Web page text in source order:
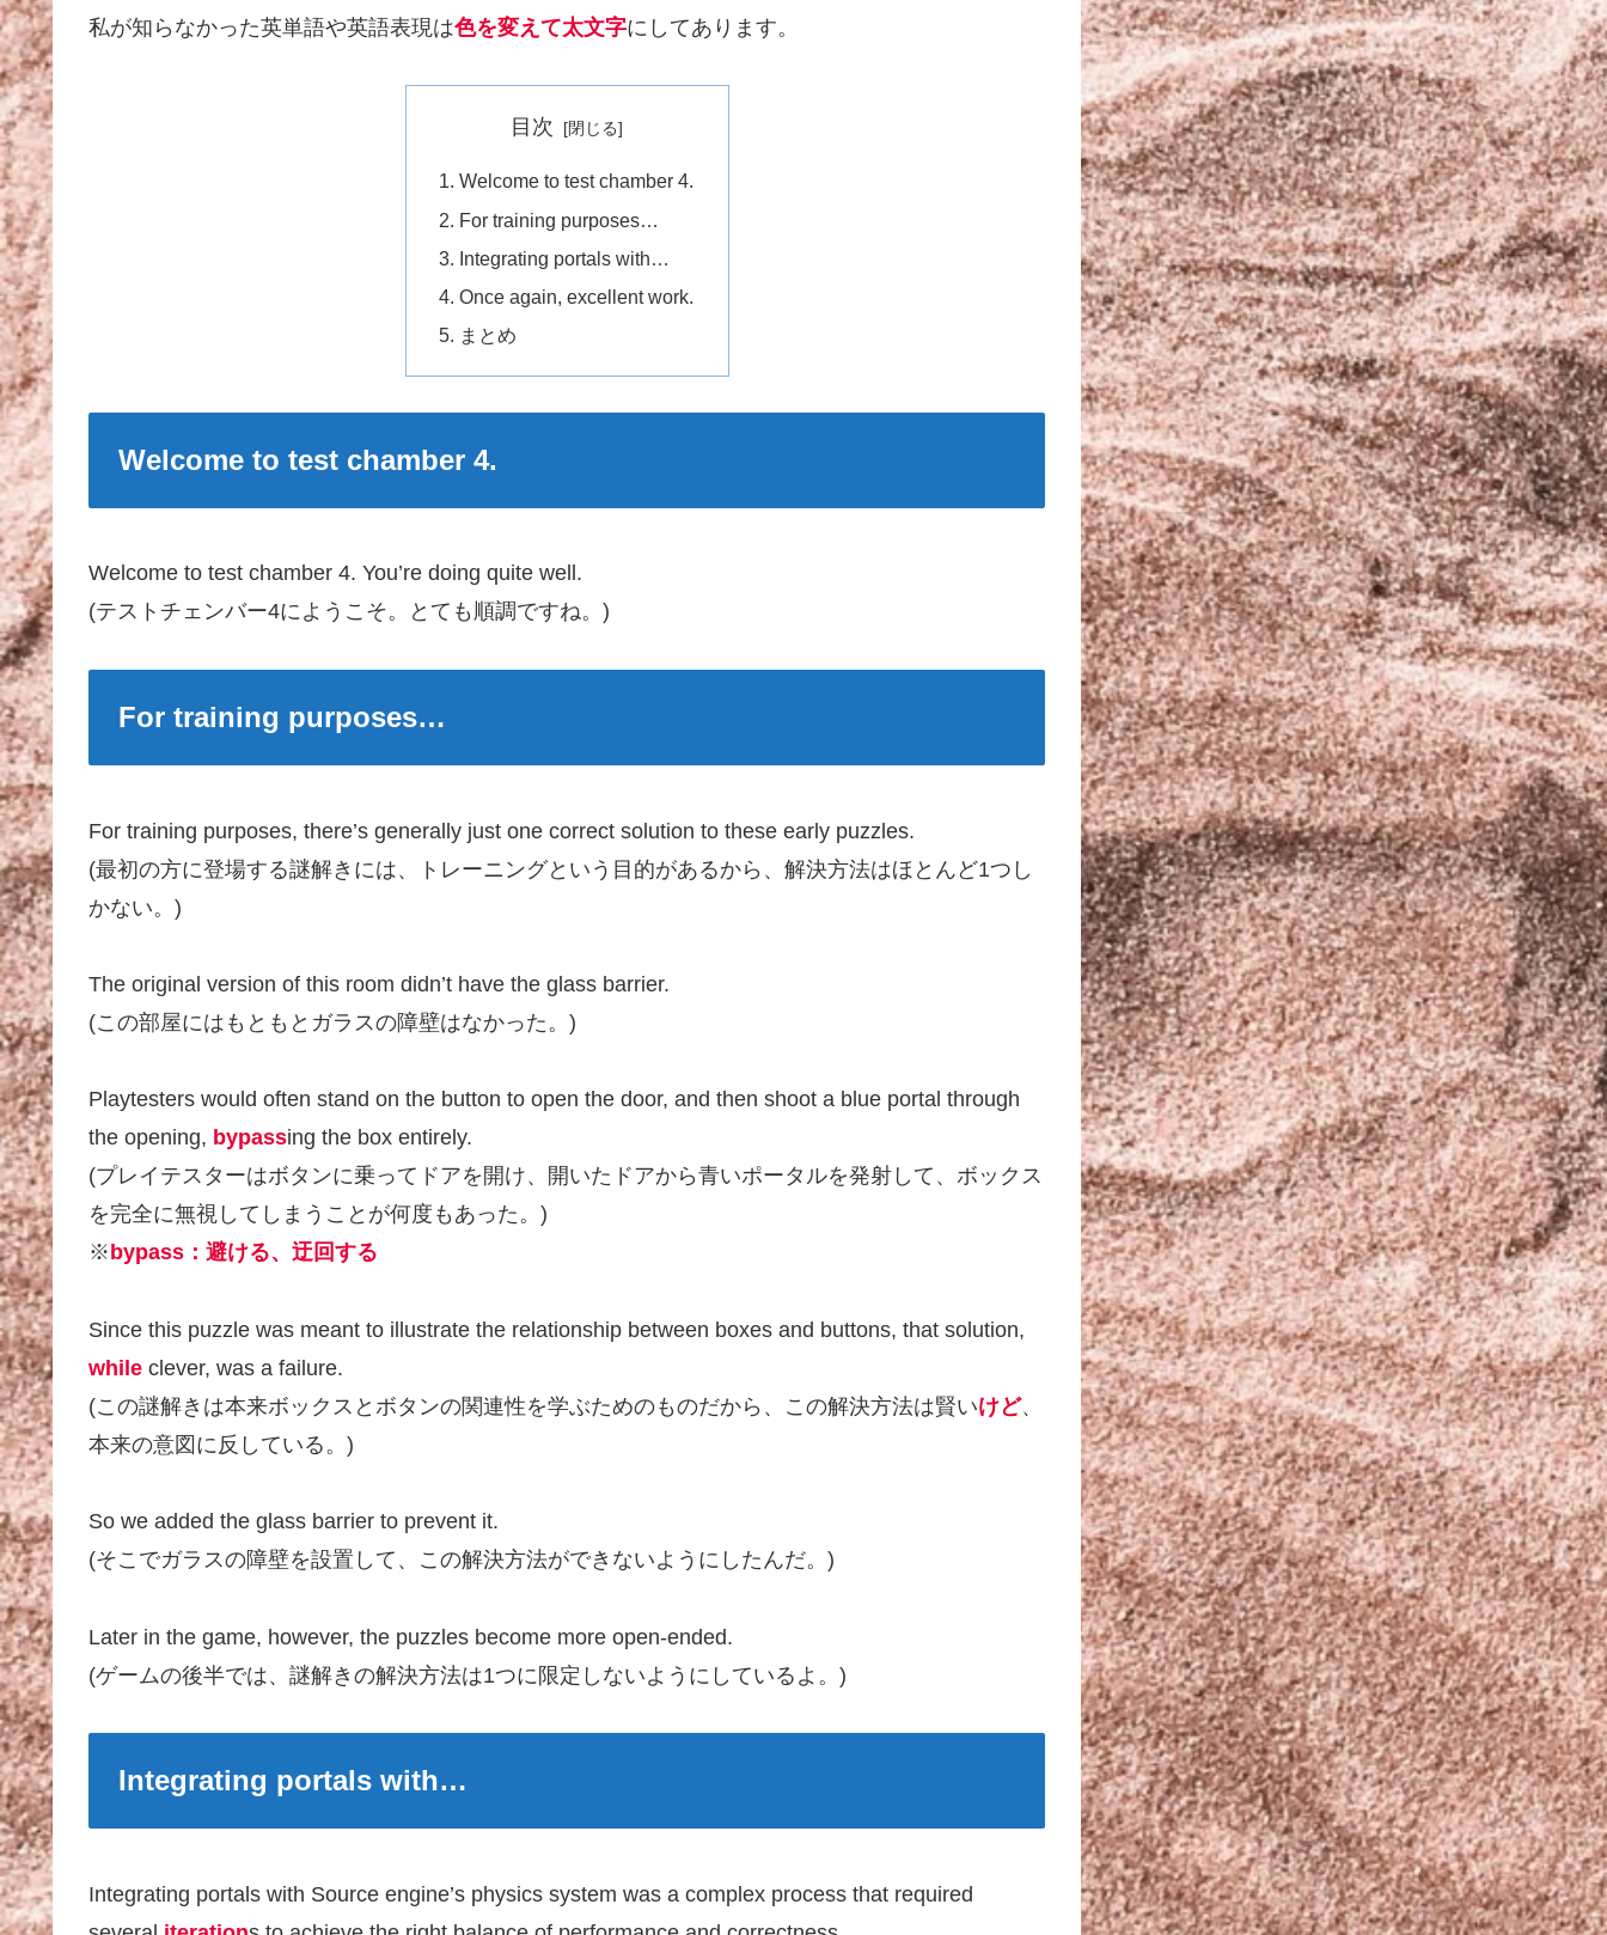
私が知らなかった英単語や英語表現は色を変えて太文字にしてあります。
目次
Welcome to test chamber 4.
For training purposes…
Integrating portals with…
Once again, excellent work.
まとめ
Welcome to test chamber 4.
Welcome to test chamber 4. You’re doing quite well.
(テストチェンバー4にようこそ。とても順調ですね。)
For training purposes…
For training purposes, there’s generally just one correct solution to these early puzzles.
(最初の方に登場する謎解きには、トレーニングという目的があるから、解決方法はほとんど1つし
かない。)
The original version of this room didn’t have the glass barrier.
(この部屋にはもともとガラスの障壁はなかった。)
Playtesters would often stand on the button to open the door, and then shoot a blue portal through
the opening, bypassing the box entirely.
(プレイテスターはボタンに乗ってドアを開け、開いたドアから青いポータルを発射して、ボックス
を完全に無視してしまうことが何度もあった。)
※ bypass：避ける、迂回する
Since this puzzle was meant to illustrate the relationship between boxes and buttons, that solution,
while clever, was a failure.
(この謎解きは本来ボックスとボタンの関連性を学ぶためのものだから、この解決方法は賢いけど、
本来の意図に反している。)
So we added the glass barrier to prevent it.
(そこでガラスの障壁を設置して、この解決方法ができないようにしたんだ。)
Later in the game, however, the puzzles become more open-ended.
(ゲームの後半では、謎解きの解決方法は1つに限定しないようにしているよ。)
Integrating portals with…
Integrating portals with Source engine’s physics system was a complex process that required